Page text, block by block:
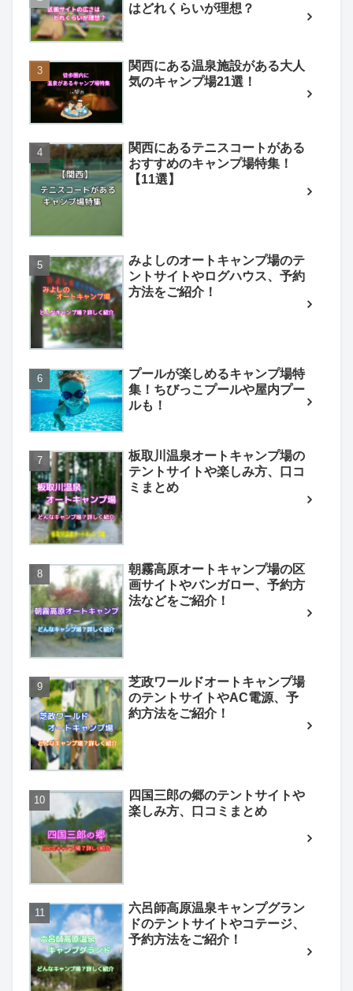
はどれくらいが理想？
関西にある温泉施設がある大人
気のキャンプ場21選！
関西にあるテニスコートがある
おすすめのキャンプ場特集！
【11選】
みよしのオートキャンプ場のテ
ントサイトやログハウス、予約
方法をご紹介！
プールが楽しめるキャンプ場特
集！ちびっこプールや屋内プー
ルも！
板取川温泉オートキャンプ場の
テントサイトや楽しみ方、口コ
ミまとめ
朝霧高原オートキャンプ場の区
画サイトやバンガロー、予約方
法などをご紹介！
芝政ワールドオートキャンプ場
のテントサイトやAC電源、予
約方法をご紹介！
四国三郎の郷のテントサイトや
楽しみ方、口コミまとめ
六呂師高原温泉キャンプグラン
ドのテントサイトやコテージ、
予約方法をご紹介！